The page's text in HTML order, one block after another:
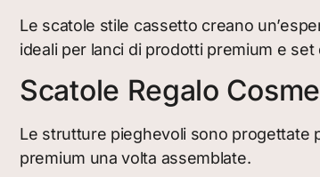
Le scatole stile cassetto creano
ideali per lanci di prodotti premium e set
Scatole Regalo
Le strutture pieghevoli sono progettate
premium una volta assemblate.